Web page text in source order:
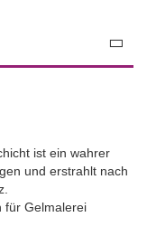
ist ein wahrer
und erstrahlt nach
für Gelmalerei